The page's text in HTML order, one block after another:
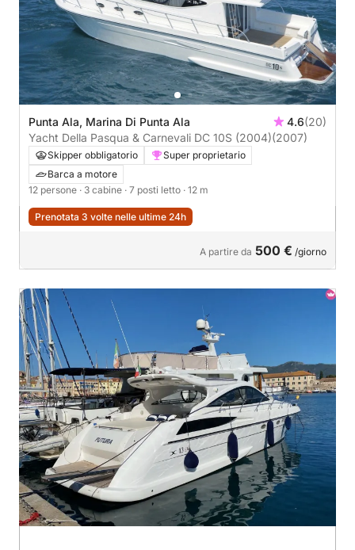
Punta Ala, Marina Di Punta Ala 4.6(20)
Yacht Della Pasqua & Carnevali DC 10S (2004)(2007)
Skipper obbligatorio
Super proprietario
Barca a motore
12 persone · 3 cabine · 7 posti letto · 12 m
Prenotata 3 volte nelle ultime 24h
A partire da 500 € /giorno